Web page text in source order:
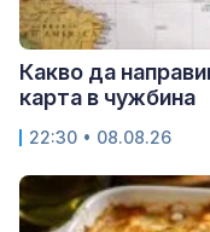
Какво да
карта в чужбина
22:30 • 08.08.26